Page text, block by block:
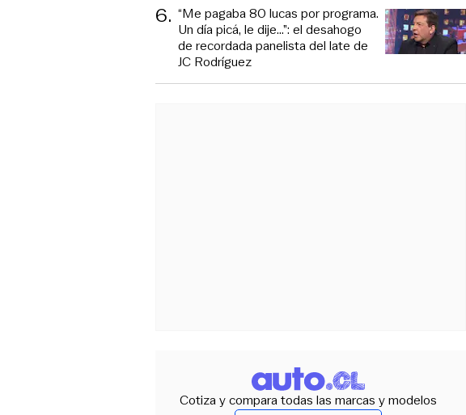
6. “Me pagaba 80 lucas por programa.
Un día picá, le dije...”: el desahogo
de recordada panelista del late de
JC Rodríguez
Cotiza y compara todas las marcas y modelos